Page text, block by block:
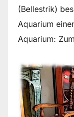
(Bellestrik)
Aquarium
Aquarium: